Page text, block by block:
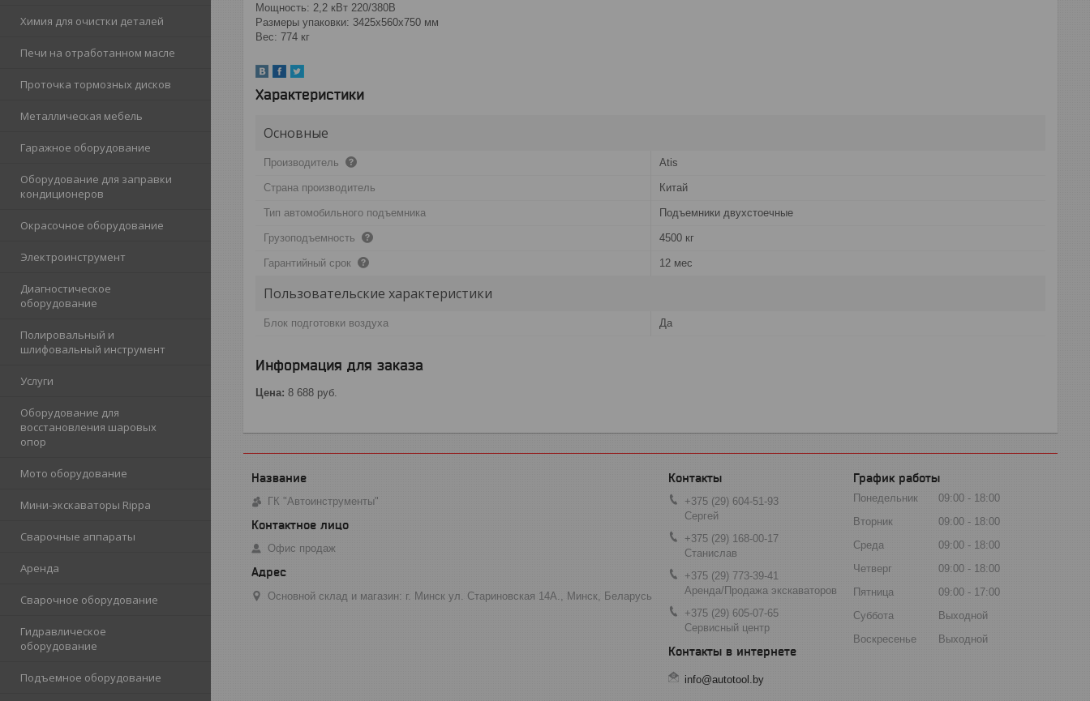
Химия для очистки деталей
Печи на отработанном масле
Проточка тормозных дисков
Металлическая мебель
Гаражное оборудование
Оборудование для заправки
кондиционеров
Окрасочное оборудование
Электроинструмент
Диагностическое
оборудование
Полировальный и
шлифовальный инструмент
Услуги
Оборудование для
восстановления шаровых
опор
Мото оборудование
Мини-экскаваторы Rippa
Сварочные аппараты
Аренда
Сварочное оборудование
Гидравлическое
оборудование
Подъемное оборудование
Мощность: 2,2 кВт 220/380В
Размеры упаковки: 3425x560x750 мм
Вес: 774 кг
Характеристики
Основные
Производитель Atis
Страна производитель Китай
Тип автомобильного подъемника Подъемники двухстоечные
Грузоподъемность 4500 кг
Гарантийный срок 12 мес
Пользовательские характеристики
Блок подготовки воздуха Да
Информация для заказа
Цена: 8 688 руб.
ГК "Автоинструменты"
Офис продаж
Основной склад и магазин: г. Минск ул. Стариновская 14А., Минск, Беларусь
+375 (29) 604-51-93
Сергей
+375 (29) 168-00-17
Станислав
+375 (29) 773-39-41
Аренда/Продажа экскаваторов
+375 (29) 605-07-65
Сервисный центр
info@autotool.by
График работы
Понедельник 09:00
18:00
Вторник
09:00
18:00
Среда
09:00
18:00
Четверг
09:00
18:00
Пятница
09:00
17:00
Суббота
Выходной
Воскресенье
Выходной